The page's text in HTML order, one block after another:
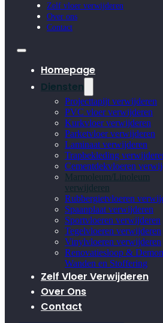
Zelf vloer verwijderen
Over ons
Contact
Homepage
Diensten
Projecttapijt verwijderen
PVC vloer verwijderen
Kurkvloer verwijderen
Parketvloer verwijderen
Laminaat verwijderen
Trapbekleding
Cementdekvloeren
Marmoleum/Linoleum
verwijderen
Rubbergietvloeren
Spaanplaat verwijderen
Sportvloeren verwijderen
Tegelvloeren verwijderen
Vinylvloeren verwijderen
Renovatiesloop &
Wanden en Stoffering
Zelf Vloer Verwijderen
Over Ons
Contact